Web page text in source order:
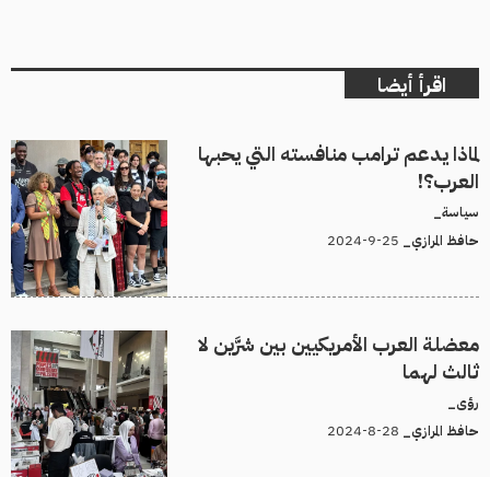
اقرأ أيضا
لماذا يدعم ترامب منافسته التي يحبها
العرب؟!
سياسة_
حافظ المرازي_
معضلة العرب الأمريكيين بين شرَّين لا
ثالث لهما
رؤى_
حافظ المرازي_